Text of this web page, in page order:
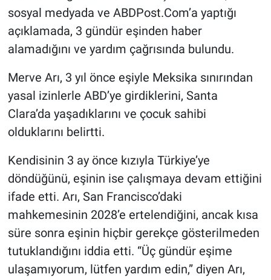
sosyal medyada ve ABDPost.Com’a yaptığı
açıklamada, 3 gündür eşinden haber
alamadığını ve yardım çağrısında bulundu.
Merve Arı, 3 yıl önce eşiyle Meksika sınırından
yasal izinlerle ABD’ye girdiklerini, Santa
Clara’da yaşadıklarını ve çocuk sahibi
olduklarını belirtti.
Kendisinin 3 ay önce kızıyla Türkiye’ye
döndüğünü, eşinin ise çalışmaya devam ettiğini
ifade etti. Arı, San Francisco’daki
mahkemesinin 2028’e ertelendiğini, ancak kısa
süre sonra eşinin hiçbir gerekçe gösterilmeden
tutuklandığını iddia etti. “Üç gündür eşime
ulaşamıyorum, lütfen yardım edin,” diyen Arı,
Bölge